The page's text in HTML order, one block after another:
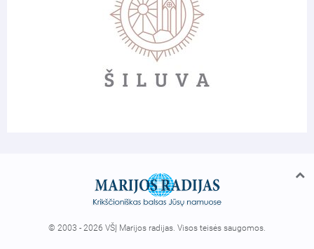
© 2003 - 2026 VŠĮ Marijos radijas. Visos teisės saugomos.